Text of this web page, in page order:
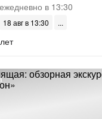
ежедневно в 13:30
18 авг в 13:30